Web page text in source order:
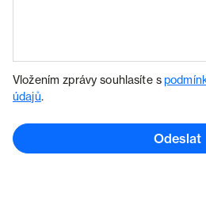
Vložením zprávy souhlasíte s
údajů.
Odeslat